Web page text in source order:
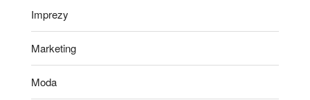
Imprezy
Marketing
Moda